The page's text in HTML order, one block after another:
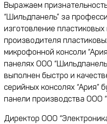
Выражаем
“Шильдпанель” за
изготовление
производителя
микрофонной консоли
панелях ООО
выполнен быстро и
серийных консолях “Ария”
панели производства ООО
Директор ООО